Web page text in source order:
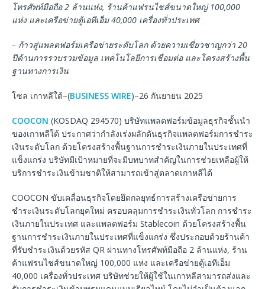
โทรศัพท์มือถือ2 ล้านแห่ง, ร้านค้าแฟรนไชส์ขนาดใหญ่100,000
แห่ง และเครือข่ายตู้เอทีเอ็ม40,000 เครื่องทั่วประเทศ
– ก้าวสู่แพลตฟอร์มเครือข่ายระดับโลก ด้วยความเชี่ยวชาญกว่า 20
ปีด้านการรวบรวมข้อมูล เทคโนโลยีการเชื่อมต่อ และโครงสร้างพื้น
ฐานทางการเงิน
โซล เกาหลีใต้–(BUSINESS WIRE)–26 กันยายน 2025
COOCON (KOSDAQ 294570) บริษัทแพลตฟอร์มข้อมูลธุรกิจชั้นนำ
ของเกาหลีใต้ ประกาศว่ากำลังเร่งผลักดันธุรกิจแพลตฟอร์มการชำระ
เงินระดับโลก ด้วยโครงสร้างพื้นฐานการชำระเงินภายในประเทศที่
แข็งแกร่ง บริษัทมีเป้าหมายที่จะมีบทบาทสำคัญในการช่วยเหลือผู้ให้
บริการชำระเงินข้ามชาติให้สามารถเข้าสู่ตลาดเกาหลีได้
COOCON ขับเคลื่อนธุรกิจโดยยึดกลยุทธ์การสร้างเครือข่ายการ
ชำระเงินระดับโลกยุคใหม่ ครอบคลุมการชำระเงินทั่วโลก การชำระ
เงินภายในประเทศ และแพลตฟอร์ม Stablecoin ด้วยโครงสร้างพื้น
ฐานการชำระเงินภายในประเทศที่แข็งแกร่ง ซึ่งประกอบด้วยร้านค้า
ที่รับชำระเงินด้วยรหัส QR ผ่านทางโทรศัพท์มือถือ 2 ล้านแห่ง, ร้าน
ค้าแฟรนไชส์ขนาดใหญ่ 100,000 แห่ง และเครือข่ายตู้เอทีเอ็ม
40,000 เครื่องทั่วประเทศ บริษัทช่วยให้ผู้ใช้ในเกาหลีสามารถส่งและ